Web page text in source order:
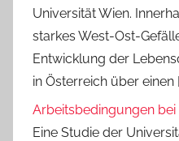
Universität Wien.
starkes West-Ost-
Entwicklung der
in Österreich über einen
Arbeitsbedingungen
Eine Studie der